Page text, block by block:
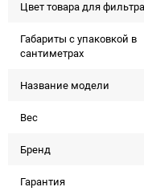
Цвет товара для фильтра
Габариты с упаковкой в
сантиметрах
Название модели
Вес
Бренд
Гарантия